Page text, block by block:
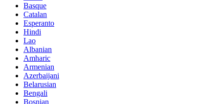
Basque
Catalan
Esperanto
Hindi
Lao
Albanian
Amharic
Armenian
Azerbaijani
Belarusian
Bengali
Bosnian